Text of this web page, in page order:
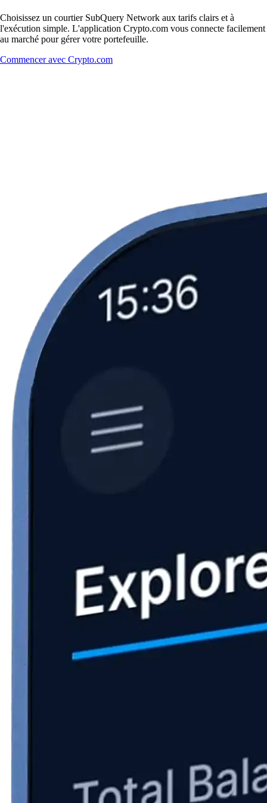
Choisissez un courtier SubQuery Network aux tarifs clairs et à
l'exécution simple. L'application Crypto.com vous connecte facilement
au marché pour gérer votre portefeuille.
Commencer avec Crypto.com